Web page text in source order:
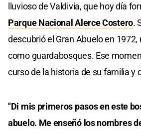
lluvioso de Valdivia, que hoy día
Parque Nacional Alerce Costero.
descubrió el Gran Abuelo en
como guardabosques. Ese
curso de la historia de su familia y
"Di mis primeros pasos en este
abuelo. Me enseñó los nombres